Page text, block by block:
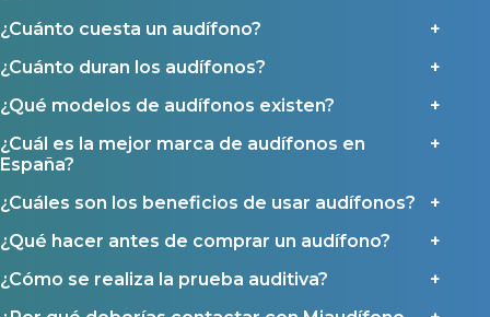
¿Cuánto cuesta un audífono?
¿Cuánto duran los audífonos?
¿Qué modelos de audífonos existen?
¿Cuál es la mejor marca de audífonos en
España?
¿Cuáles son los beneficios de usar audífonos?
¿Qué hacer antes de comprar un audífono?
¿Cómo se realiza la prueba auditiva?
Ayudas y subvenciones
Ayuda Miaudífono hasta 200€*
Ayudas para audífonos en Castilla-La Mancha
Ayudas para audífonos en Andalucía
Ayudas para audífonos en Galicia
Contacto
Política de Privacidad
Contáctanos